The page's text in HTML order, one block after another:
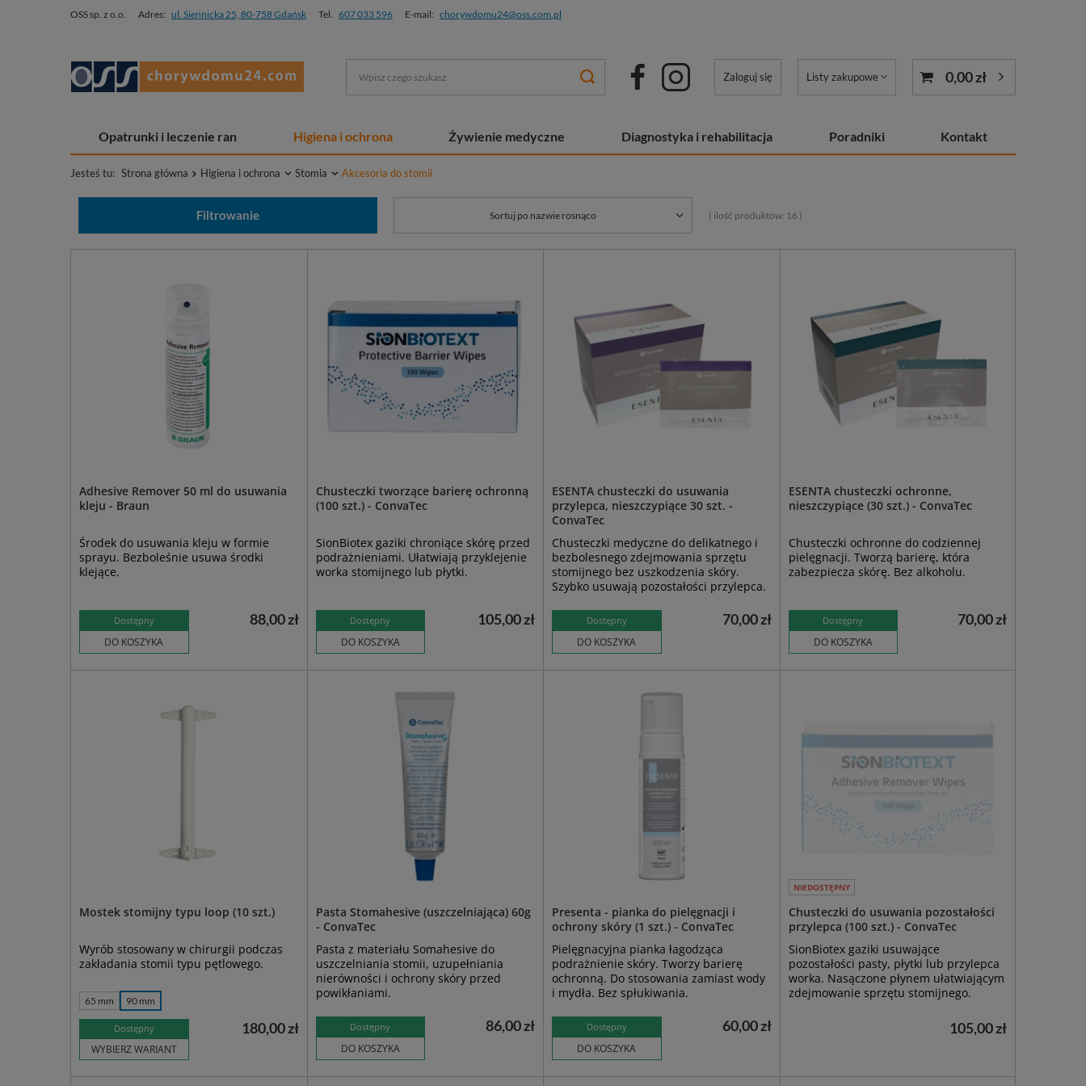
OSS sp. z o.o. Adres: ul. Siennicka 25, 80-758 Gdańsk Tel. 607 033 596 E-mail: chorywdomu24@oss.com.pl
Zaloguj się Listy zakupowe 0,00 zł
Opatrunki i leczenie ran Higiena i ochrona Żywienie medyczne Diagnostyka i rehabilitacja Poradniki Kontakt
Jesteś tu: Strona główna Higiena i ochrona Stomia Akcesoria do stomii
Sortuj po nazwie rosnąco
Filtrowanie ( ilość produktów: 16 )
Adhesive Remover 50 ml do usuwania
kleju - Braun
Środek do usuwania kleju w formie
sprayu. Bezboleśnie usuwa środki
klejące.
Dostępny
DO KOSZYKA
88,00 zł
Chusteczki tworzące barierę ochronną
(100 szt.) - ConvaTec
SionBiotex gaziki chroniące skórę przed
podrażnieniami. Ułatwiają przyklejenie
worka stomijnego lub płytki.
Dostępny
DO KOSZYKA
105,00 zł
ESENTA chusteczki do usuwania
przylepca, nieszczypiące 30 szt. -
ConvaTec
Chusteczki medyczne do delikatnego i
bezbolesnego zdejmowania sprzętu
stomijnego bez uszkodzenia skóry.
Szybko usuwają pozostałości przylepca.
Dostępny
DO KOSZYKA
70,00 zł
ESENTA chusteczki ochronne,
nieszczypiące (30 szt.) - ConvaTec
Chusteczki ochronne do codziennej
pielęgnacji. Tworzą barierę, która
zabezpiecza skórę. Bez alkoholu.
Dostępny
DO KOSZYKA
70,00 zł
Mostek stomijny typu loop (10 szt.)
Wyrób stosowany w chirurgii podczas
zakładania stomii typu pętlowego.
65 mm 90 mm
Dostępny
WYBIERZ WARIANT
180,00 zł
Pasta Stomahesive (uszczelniająca) 60g
- ConvaTec
Pasta z materiału Somahesive do
uszczelniania stomii, uzupełniania
nierówności i ochrony skóry przed
powikłaniami.
Dostępny
DO KOSZYKA
86,00 zł
Presenta - pianka do pielęgnacji i
ochrony skóry (1 szt.) - ConvaTec
Pielęgnacyjna pianka łagodząca
podrażnienie skóry. Tworzy barierę
ochronną. Do stosowania zamiast wody
i mydła. Bez spłukiwania.
Dostępny
DO KOSZYKA
60,00 zł
NIEDOSTĘPNY
Chusteczki do usuwania pozostałości
przylepca (100 szt.) - ConvaTec
SionBiotex gaziki usuwające
pozostałości pasty, płytki lub przylepca
worka. Nasączone płynem ułatwiającym
zdejmowanie sprzętu stomijnego.
105,00 zł